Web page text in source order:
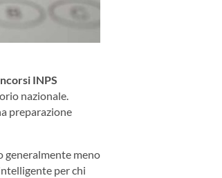
INPS
nazionale.
preparazione
meno
per chi